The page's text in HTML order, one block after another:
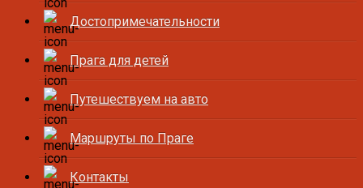
Достопримечательности
Прага для детей
Путешествуем на авто
Маршруты по Праге
Контакты